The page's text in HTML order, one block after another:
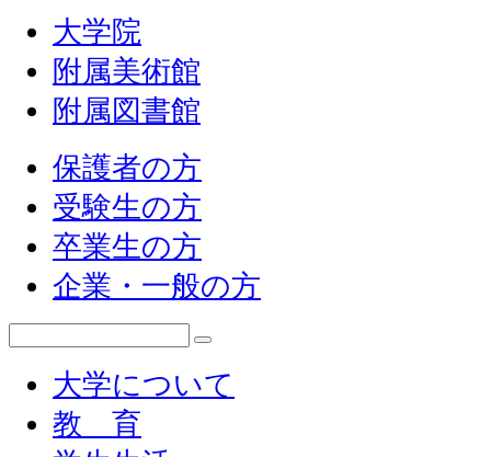
大学院
附属美術館
附属図書館
保護者の方
受験生の方
卒業生の方
企業・一般の方
大学について
教 育